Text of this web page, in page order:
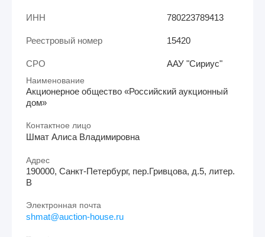
ИНН 780223789413
Реестровый номер 15420
СРО ААУ "Сириус"
Наименование
Акционерное общество «Российский аукционный
дом»
Контактное лицо
Шмат Алиса Владимировна
Адрес
190000, Санкт-Петербург, пер.Гривцова, д.5, литер.
В
Электронная почта
shmat@auction-house.ru